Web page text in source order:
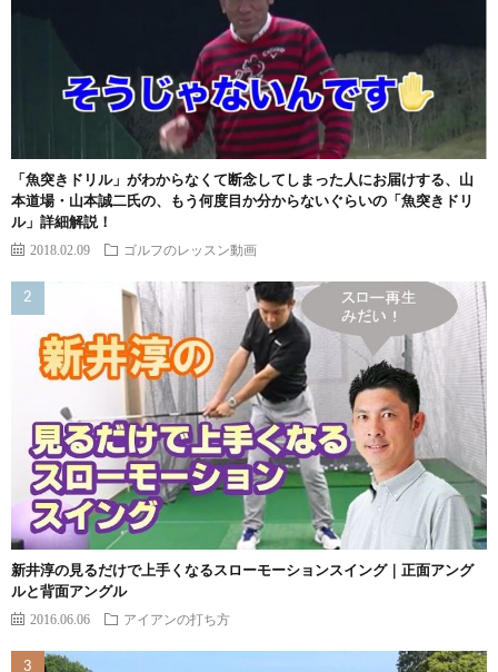
「魚突きドリル」がわからなくて断念してしまった人にお届けする、山
本道場・山本誠二氏の、もう何度目か分からないぐらいの「魚突きドリ
ル」詳細解説！
2018.02.09 ゴルフのレッスン動画
新井淳の見るだけで上手くなるスローモーションスイング｜正面アング
ルと背面アングル
2016.06.06 アイアンの打ち方